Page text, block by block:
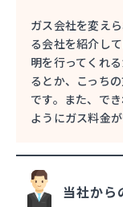
ガス会社を変え
る会社を紹介し
明を行ってくれ
るとか、こっち
です。また、で
ようにガス料金
当社から